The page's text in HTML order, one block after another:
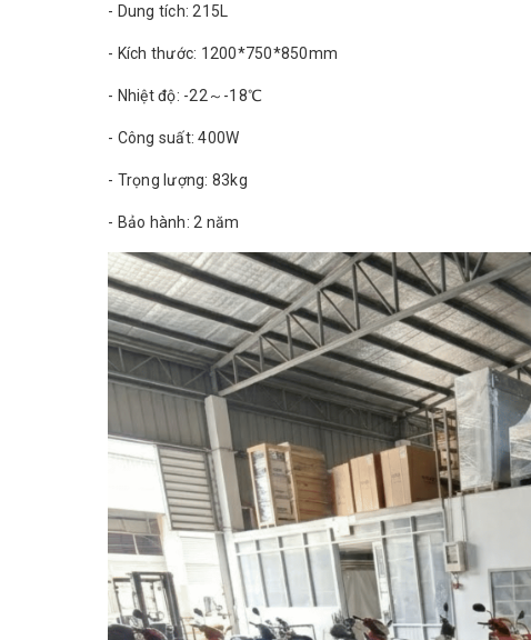
- Dung tích: 215L
- Kích thước: 1200*750*850mm
- Nhiệt độ: -22～-18℃
- Công suất: 400W
- Trọng lượng: 83kg
- Bảo hành: 2 năm